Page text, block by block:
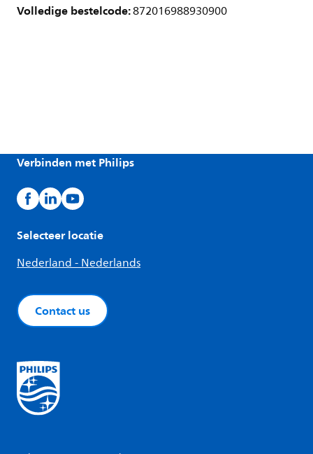
Volledige bestelcode:872016988930900
Verbinden met Philips
Selecteer locatie
Nederland - Nederlands
Contact us